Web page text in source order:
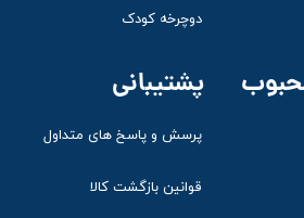
دوچرخه کودک
پشتیبانی
پرسش و پاسخ های متداول
قوانین بازگشت کالا